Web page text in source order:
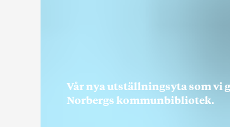
Vår nya utställningsyta som vi
Norbergs kommunbibliotek.